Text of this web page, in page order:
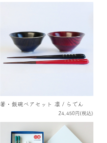
箸・飯碗ペアセット 凛 / らでん
24,450円(税込)